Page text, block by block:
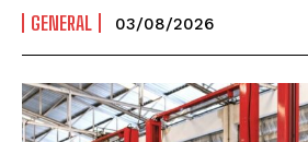
GENERAL 03/08/2026